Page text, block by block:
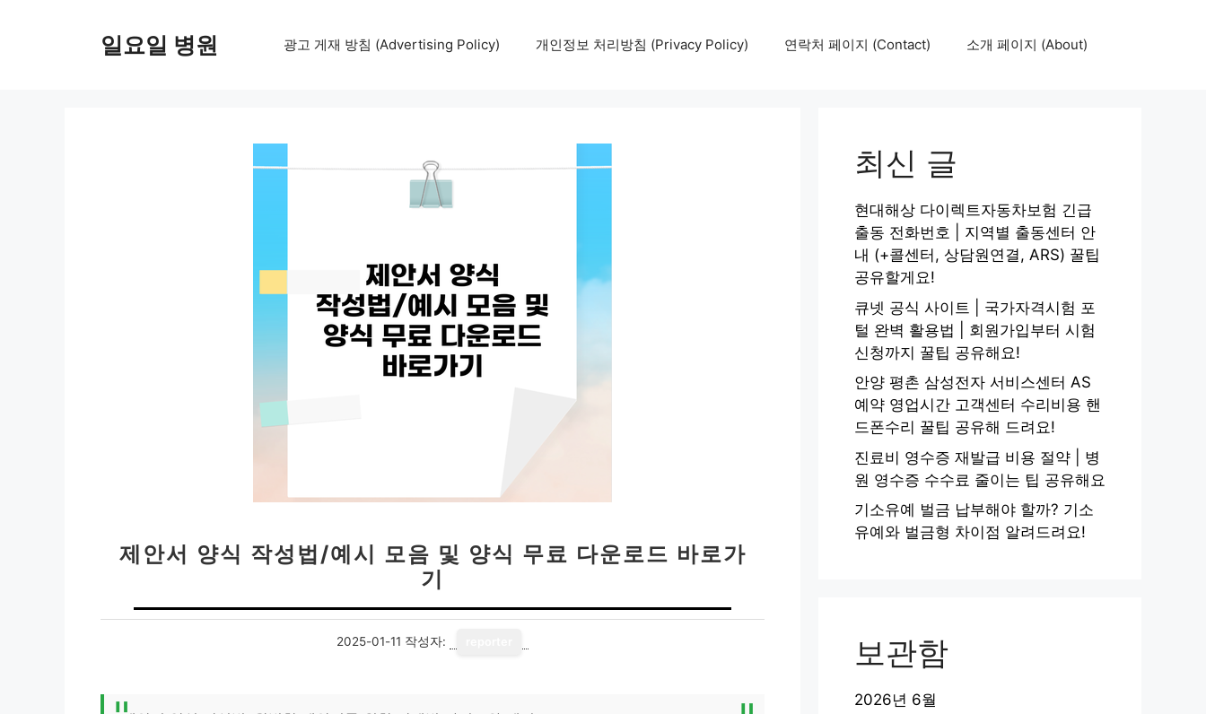
일요일 병원 광고 게재 방침 (Advertising Policy) 개인정보 처리방침 (Privacy Policy) 연락처 페이지 (Contact) 소개 페이지 (About)
제안서 양식 작성법/예시 모음 및 양식 무료 다운로드 바로가
기
2025-01-11 작성자:
최신 글
현대해상 다이렉트자동차보험 긴급
출동 전화번호 | 지역별 출동센터 안
내 (+콜센터, 상담원연결, ARS) 꿀팁
공유할게요!
큐넷 공식 사이트 | 국가자격시험 포
털 완벽 활용법 | 회원가입부터 시험
신청까지 꿀팁 공유해요!
안양 평촌 삼성전자 서비스센터 AS
예약 영업시간 고객센터 수리비용 핸
드폰수리 꿀팁 공유해 드려요!
진료비 영수증 재발급 비용 절약 | 병
원 영수증 수수료 줄이는 팁 공유해요
기소유예 벌금 납부해야 할까? 기소
유예와 벌금형 차이점 알려드려요!
보관함
2026년 6월